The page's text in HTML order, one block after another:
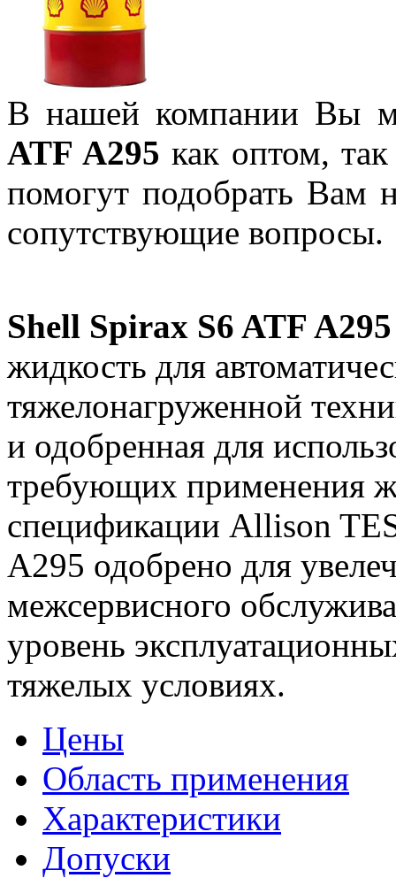
В нашей компании Вы
ATF A295 как оптом,
помогут подобрать Вам
сопутствующие
Shell Spirax S6 ATF A295
жидкость для
тяжелонагруженной
и одобренная для
требующих применения
спецификации Allison
A295 одобрено для
межсервисного
уровень
тяжелых условиях.
Цены
Область применения
Характеристики
Допуски